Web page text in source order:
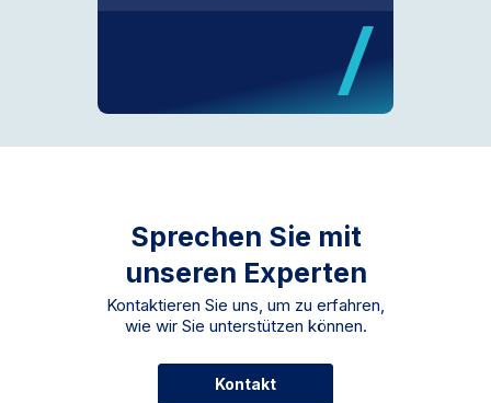
Sprechen Sie mit
unseren Experten
Kontaktieren Sie uns, um zu erfahren,
wie wir Sie unterstützen können.
Kontakt